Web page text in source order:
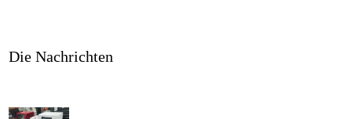
Die Nachrichten